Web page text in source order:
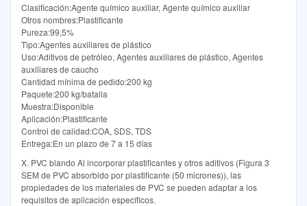
Clasificación:Agente químico auxiliar, Agente químico auxiliar
Otros nombres:Plastificante
Pureza:99,5%
Tipo:Agentes auxiliares de plástico
Uso:Aditivos de petróleo, Agentes auxiliares de plástico, Agentes
auxiliares de caucho
Cantidad mínima de pedido:200 kg
Paquete:200 kg/batalla
Muestra:Disponible
Aplicación:Plastificante
Control de calidad:COA, SDS, TDS
Entrega:En un plazo de 7 a 15 días
X. PVC blando Al incorporar plastificantes y otros aditivos (Figura 3
SEM de PVC absorbido por plastificante (50 micrones)), las
propiedades de los materiales de PVC se pueden adaptar a los
requisitos de aplicación específicos.